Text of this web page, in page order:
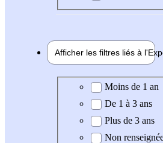
Afficher les filtres liés à l'
Expérience demandée
Moins de 1 an
De 1 à 3 ans
Plus de 3 ans
Non